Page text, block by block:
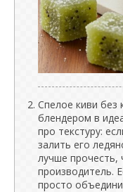
Спелое киви
блендером в
про текстуру:
залить его
лучше прочесть,
производитель.
просто